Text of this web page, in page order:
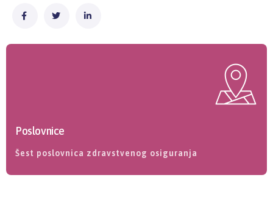
Poslovnice
Šest poslovnica zdravstvenog osiguranja